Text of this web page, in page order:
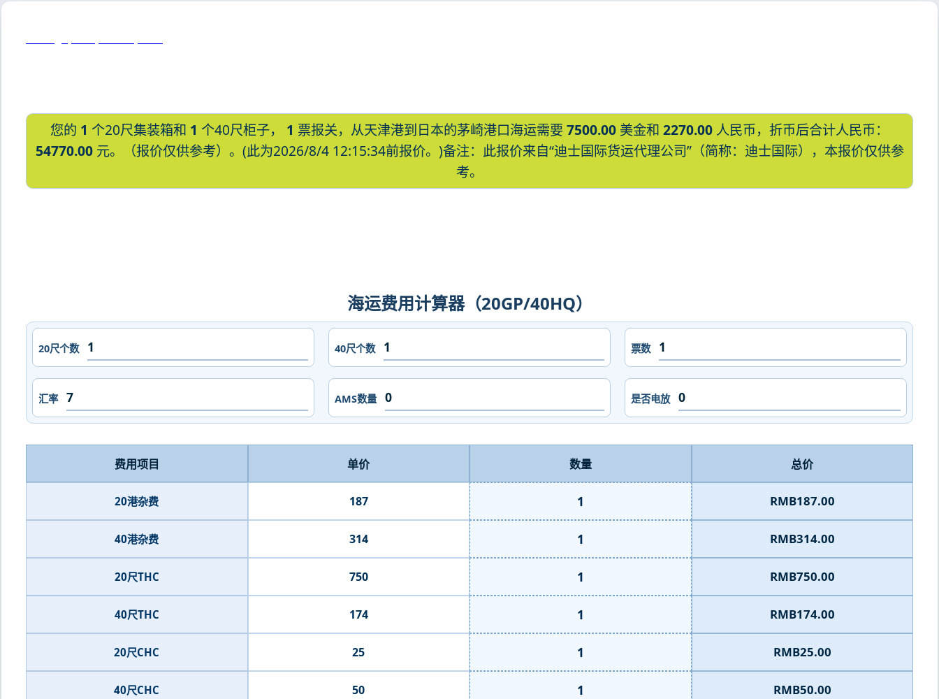
您的 1 个20尺集装箱和 1 个40尺柜子， 1 票报关，从天津港到日本的茅崎港口海运需要7500.00 美金和 2270.00 人民币，折币后合计人民币：
54770.00元。（报价仅供参考）。(此为2026/8/4 12:15:34前报价。)备注：此报价来自“迪士国际货运代理公司”（简称：迪士国际），本报价仅供参
考。
海运费用计算器（20GP/40HQ）
20尺个数 40尺个数 票数
汇率 AMS数量 是否电放
费用项目 单价 数量 总价
20港杂费 187 1 RMB187.00
40港杂费 314 1 RMB314.00
20尺THC 750 1 RMB750.00
40尺THC 174 1 RMB174.00
20尺CHC 25 1 RMB25.00
40尺CHC 50 1 RMB50.00